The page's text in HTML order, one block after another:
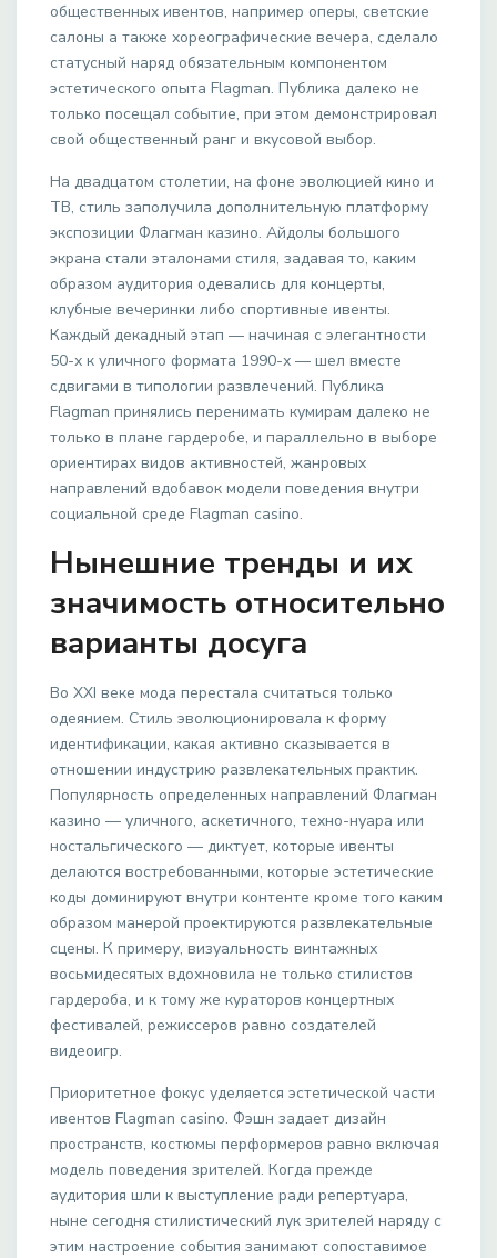
общественных ивентов, например оперы, светские
салоны а также хореографические вечера, сделало
статусный наряд обязательным компонентом
эстетического опыта Flagman. Публика далеко не
только посещал событие, при этом демонстрировал
свой общественный ранг и вкусовой выбор.
На двадцатом столетии, на фоне эволюцией кино и
ТВ, стиль заполучила дополнительную платформу
экспозиции Флагман казино. Айдолы большого
экрана стали эталонами стиля, задавая то, каким
образом аудитория одевались для концерты,
клубные вечеринки либо спортивные ивенты.
Каждый декадный этап — начиная с элегантности
50-х к уличного формата 1990-х — шел вместе
сдвигами в типологии развлечений. Публика
Flagman принялись перенимать кумирам далеко не
только в плане гардеробе, и параллельно в выборе
ориентирах видов активностей, жанровых
направлений вдобавок модели поведения внутри
социальной среде Flagman casino.
Нынешние тренды и их
значимость относительно
варианты досуга
Во XXI веке мода перестала считаться только
одеянием. Стиль эволюционировала к форму
идентификации, какая активно сказывается в
отношении индустрию развлекательных практик.
Популярность определенных направлений Флагман
казино — уличного, аскетичного, техно-нуара или
ностальгического — диктует, которые ивенты
делаются востребованными, которые эстетические
коды доминируют внутри контенте кроме того каким
образом манерой проектируются развлекательные
сцены. К примеру, визуальность винтажных
восьмидесятых вдохновила не только стилистов
гардероба, и к тому же кураторов концертных
фестивалей, режиссеров равно создателей
видеоигр.
Приоритетное фокус уделяется эстетической части
ивентов Flagman casino. Фэшн задает дизайн
пространств, костюмы перформеров равно включая
модель поведения зрителей. Когда прежде
аудитория шли к выступление ради репертуара,
ныне сегодня стилистический лук зрителей наряду с
этим настроение события занимают сопоставимое